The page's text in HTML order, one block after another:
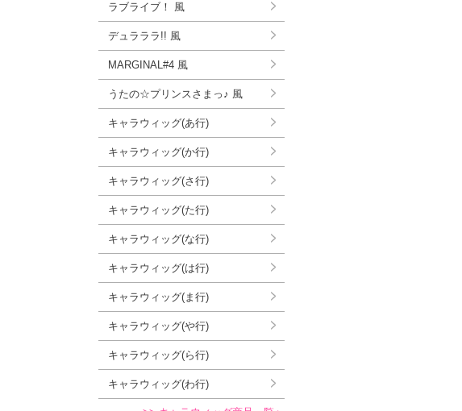
ラブライブ！ 風
デュラララ!! 風
MARGINAL#4 風
うたの☆プリンスさまっ♪ 風
キャラウィッグ(あ行)
キャラウィッグ(か行)
キャラウィッグ(さ行)
キャラウィッグ(た行)
キャラウィッグ(な行)
キャラウィッグ(は行)
キャラウィッグ(ま行)
キャラウィッグ(や行)
キャラウィッグ(ら行)
キャラウィッグ(わ行)